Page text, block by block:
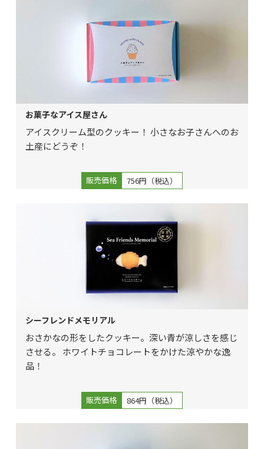
お菓子なアイス屋さん
アイスクリーム型のクッキー！ 小さなお子さんへのお
土産にどうぞ！
販売価格 756円（税込）
シーフレンドメモリアル
おさかなの形をしたクッキー。深い青が涼しさを感じ
させる。 ホワイトチョコレートをかけた涼やかな逸
品！
販売価格 864円（税込）